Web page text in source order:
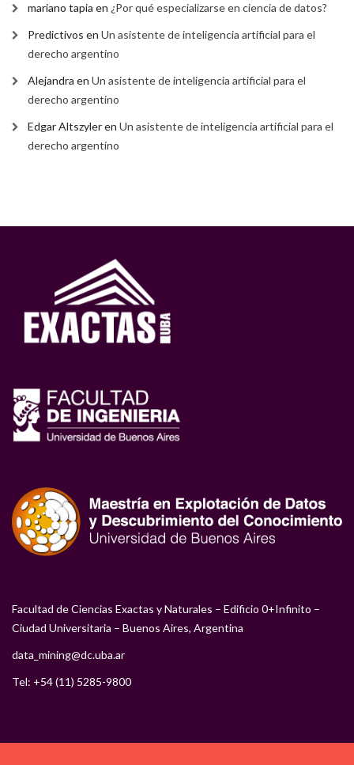
mariano tapia en ¿Por qué especializarse en ciencia de datos?
Predictivos en Un asistente de inteligencia artificial para el
derecho argentino
Alejandra en Un asistente de inteligencia artificial para el
derecho argentino
Edgar Altszyleren Un asistente de inteligencia artificial para el
derecho argentino
Facultad de Ciencias Exactas y Naturales – Edificio 0+Infinito –
Ciudad Universitaria – Buenos Aires, Argentina
data_mining@dc.uba.ar
Tel: +54 (11) 5285-9800